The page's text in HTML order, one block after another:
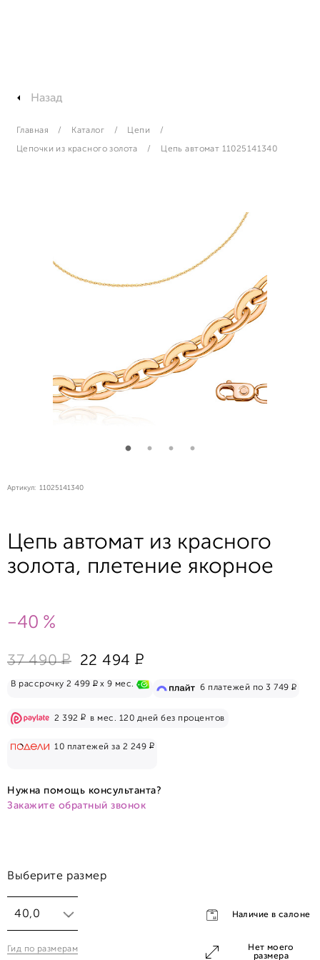
Назад
Главная Каталог Цепи
Цепочки из красного золота Цепь автомат 11025141340
Артикул: 11025141340
Цепь автомат из красного
золота, плетение якорное
-40 %
37 490 Р 22 494 Р
В рассрочку 2 499 Рx 9 мес. 6 платежей по 3 749 Р
2 392 Рв мес. 120 дней без процентов
10 платежей за 2 249 Р
Нужна помощь консультанта?
Закажите обратный звонок
Выберите размер
40,0
40,0
Гид по размерам
Нет моего
размера
Наличие в салоне